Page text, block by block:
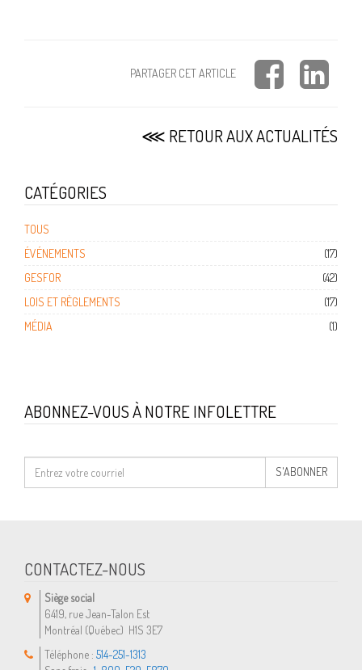
PARTAGER CET ARTICLE
⋘ RETOUR AUX ACTUALITÉS
CATÉGORIES
TOUS
ÉVÉNEMENTS
(17)
GESFOR
(42)
LOIS ET RÈGLEMENTS
(17)
MÉDIA
(1)
ABONNEZ-VOUS À NOTRE INFOLETTRE
CONTACTEZ-NOUS
Siège social
6419, rue Jean-Talon Est
Montréal (Québec) H1S 3E7
Téléphone : 514-251-1313